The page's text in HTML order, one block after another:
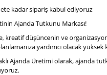
kadar sipariş kabul ediyoruz
Ajanda Tutkunu Markası!
kreatif düşüncenin ve
yardımcı olacak
Ajanda Üretimi olarak, ajanda